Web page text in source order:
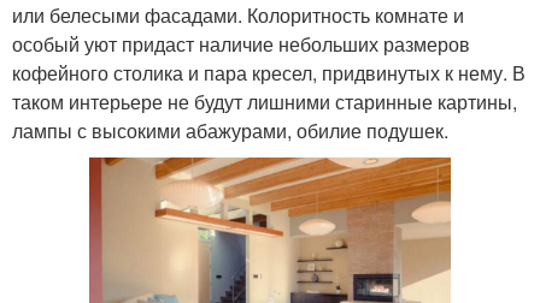
или белесыми фасадами. Колоритность комнате и
особый уют придаст наличие небольших размеров
кофейного столика и пара кресел, придвинутых к нему. В
таком интерьере не будут лишними старинные картины,
лампы с высокими абажурами, обилие подушек.